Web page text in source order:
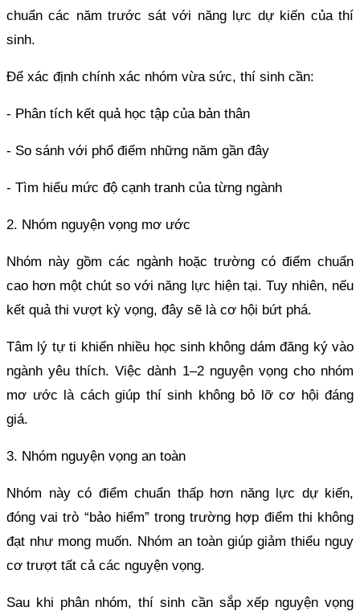
chuẩn các năm trước sát với năng lực dự kiến của thí
sinh.
Để xác định chính xác nhóm vừa sức, thí sinh cần:
- Phân tích kết quả học tập của bản thân
- So sánh với phổ điểm những năm gần đây
- Tìm hiểu mức độ cạnh tranh của từng ngành
2. Nhóm nguyện vọng mơ ước
Nhóm này gồm các ngành hoặc trường có điểm chuẩn
cao hơn một chút so với năng lực hiện tại. Tuy nhiên, nếu
kết quả thi vượt kỳ vọng, đây sẽ là cơ hội bứt phá.
Tâm lý tự ti khiến nhiều học sinh không dám đăng ký vào
ngành yêu thích. Việc dành 1–2 nguyện vọng cho nhóm
mơ ước là cách giúp thí sinh không bỏ lỡ cơ hội đáng
giá.
3. Nhóm nguyện vọng an toàn
Nhóm này có điểm chuẩn thấp hơn năng lực dự kiến,
đóng vai trò “bảo hiểm” trong trường hợp điểm thi không
đạt như mong muốn. Nhóm an toàn giúp giảm thiểu nguy
cơ trượt tất cả các nguyện vọng.
Sau khi phân nhóm, thí sinh cần sắp xếp nguyện vọng